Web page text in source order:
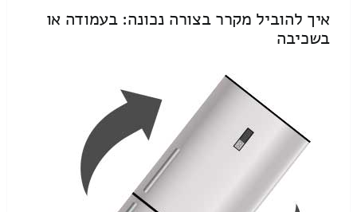
איך להוביל מקרר בצורה נכונה: בעמודה או
בשכיבה